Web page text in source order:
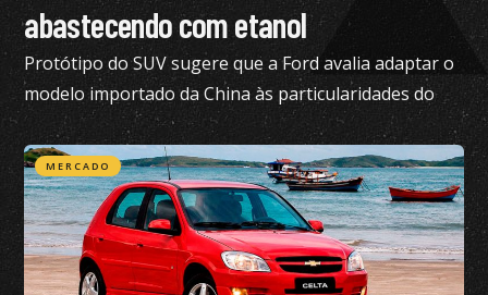
abastecendo com etanol
Protótipo do SUV sugere que a Ford avalia adaptar o
modelo importado da China às particularidades do
mercado brasileiro
MERCADO